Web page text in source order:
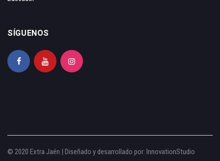
SÍGUENOS
© 2020 Extra Jaén | Diseñado y desarrollado por: InnovationStudio